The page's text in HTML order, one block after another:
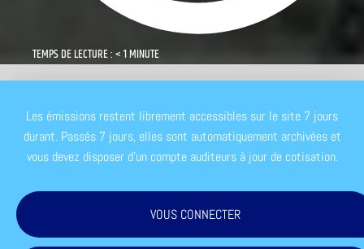
TEMPS DE LECTURE : < 1 MINUTE
Les émissions restent librement accessibles sur le site 7 jours
durant. Passés 7 jours, elles sont automatiquement archivées et
vous devez disposer d'un compte auditeurs à jour de cotisation.
VOUS CONNECTER